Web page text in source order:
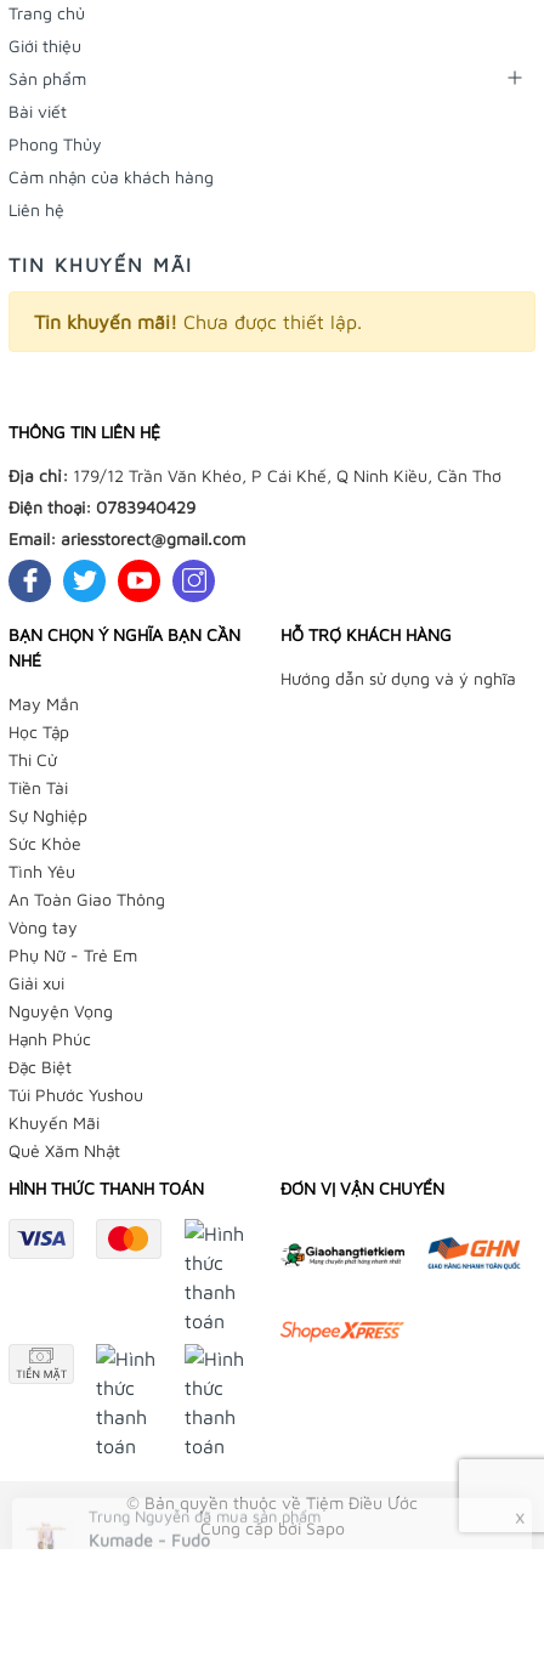
Trang chủ
Giới thiệu
Sản phẩm
Bài viết
Phong Thủy
Cảm nhận của khách hàng
Liên hệ
TIN KHUYẾN MÃI
Tin khuyến mãi! Chưa được thiết lập.
THÔNG TIN LIÊN HỆ
Địa chỉ: 179/12 Trần Văn Khéo, P Cái Khế, Q Ninh Kiều, Cần Thơ
Điện thoại: 0783940429
Email: ariesstorect@gmail.com
BẠN CHỌN Ý NGHĨA BẠN CẦN
NHÉ
May Mắn
Học Tập
Thi Cử
Tiền Tài
Sự Nghiệp
Sức Khỏe
Tình Yêu
An Toàn Giao Thông
Vòng tay
Phụ Nữ - Trẻ Em
Giải xui
Nguyện Vọng
Hạnh Phúc
Đặc Biệt
Túi Phước Yushou
Khuyến Mãi
Quẻ Xăm Nhật
HỖ TRỢ KHÁCH HÀNG
Hướng dẫn sử dụng và ý nghĩa
HÌNH THỨC THANH TOÁN ĐƠN VỊ VẬN CHUYỂN
© Bản quyền thuộc về Tiệm Điều Ước
Cung cấp bởiSapo